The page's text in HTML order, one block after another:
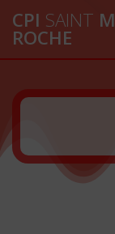
CPI SAINT
ROCHE